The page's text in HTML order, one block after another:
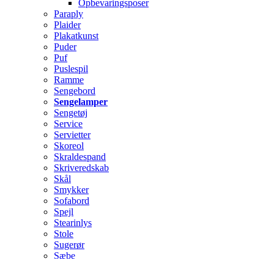
Opbevaringsposer
Paraply
Plaider
Plakatkunst
Puder
Puf
Puslespil
Ramme
Sengebord
Sengelamper
Sengetøj
Service
Servietter
Skoreol
Skraldespand
Skriveredskab
Skål
Smykker
Sofabord
Spejl
Stearinlys
Stole
Sugerør
Sæbe